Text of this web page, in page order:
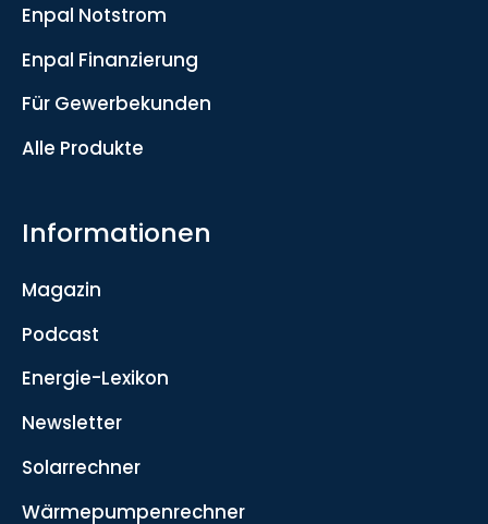
Enpal Notstrom
Enpal Finanzierung
Für Gewerbekunden
Alle Produkte
Informationen
Magazin
Podcast
Energie-Lexikon
Newsletter
Solarrechner
Wärmepumpenrechner